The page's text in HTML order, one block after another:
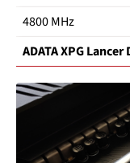
4800 MHz
ADATA XPG Lancer